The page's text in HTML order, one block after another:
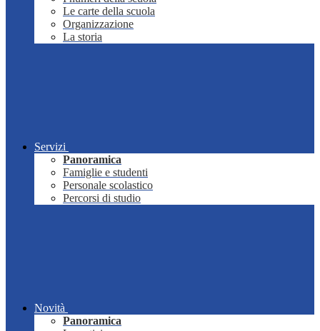
Le carte della scuola
Organizzazione
La storia
Servizi
Panoramica
Famiglie e studenti
Personale scolastico
Percorsi di studio
Novità
Panoramica